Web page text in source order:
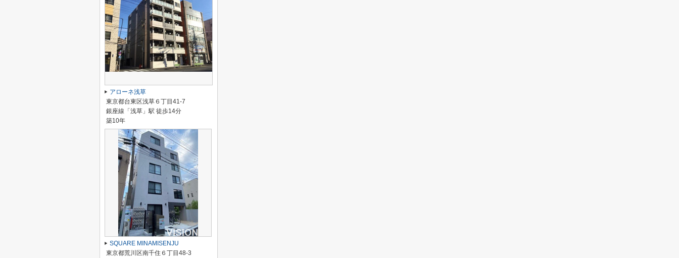
アローネ浅草
東京都台東区浅草６丁目41-7
銀座線「浅草」駅 徒歩14分
築10年
SQUARE MINAMISENJU
東京都荒川区南千住６丁目48-3